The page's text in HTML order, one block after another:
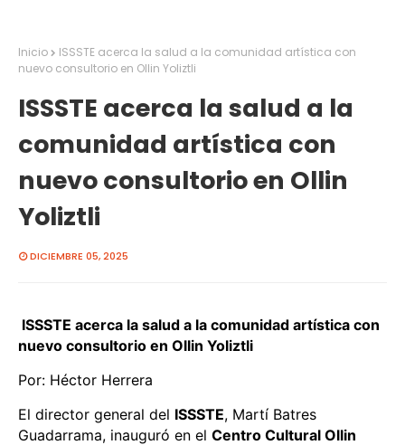
Inicio
ISSSTE acerca la salud a la comunidad artística con
nuevo consultorio en Ollin Yoliztli
ISSSTE acerca la salud a la
comunidad artística con
nuevo consultorio en Ollin
Yoliztli
DICIEMBRE 05, 2025
ISSSTE acerca la salud a la comunidad artística con
nuevo consultorio en Ollin Yoliztli
Por: Héctor Herrera
El director general del ISSSTE, Martí Batres
Guadarrama, inauguró en el Centro Cultural Ollin